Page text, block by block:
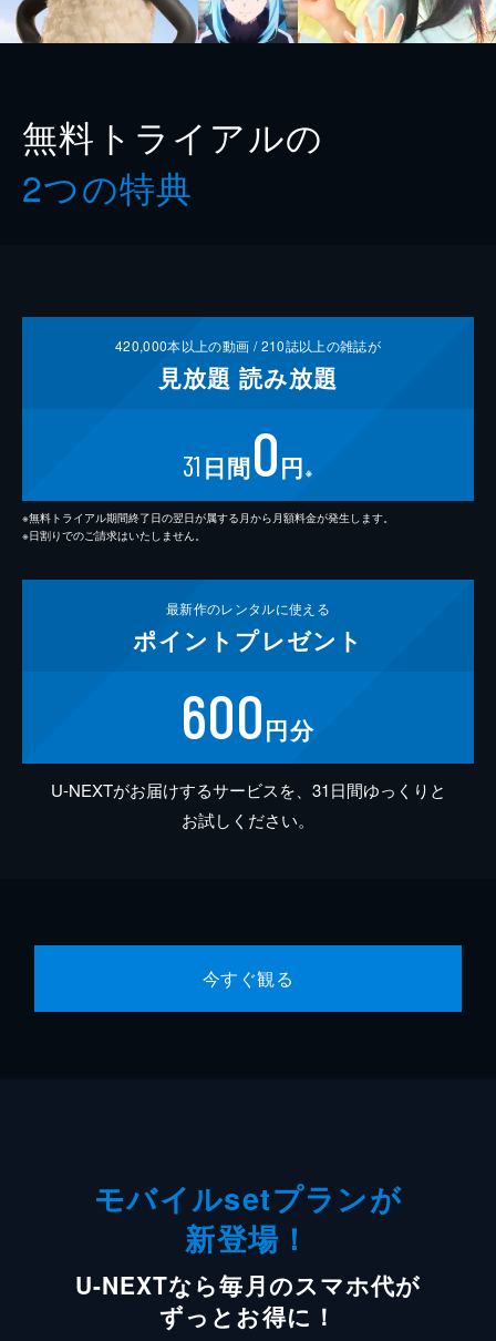
無料トライアルの
2つの特典
420,000本以上の動画 /210誌以上の雑誌が
見放題 読み放題
31 日間0円 ※
※無料トライアル期間終了日の翌日が属する月から月額料金が発生します。
※日割りでのご請求はいたしません。
最新作のレンタルに使える
ポイント プレゼント
600円分
U-NEXTがお届けするサービスを、31日間ゆっくりと
お試しください。
今すぐ観る
モバイルsetプランが
新登場！
U-NEXTなら毎月のスマホ代が
ずっとお得に！